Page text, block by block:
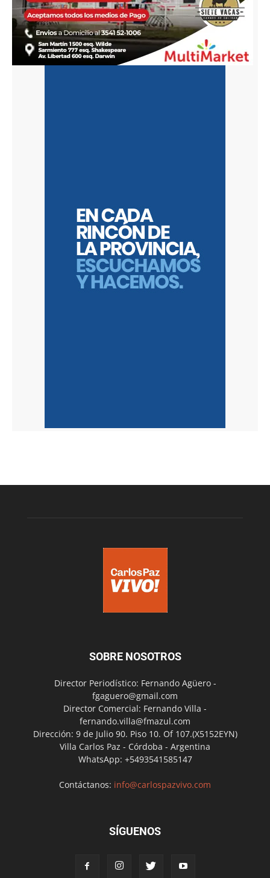
SOBRE NOSOTROS
Director Periodístico: Fernando Agüero -
fgaguero@gmail.com
Director Comercial: Fernando Villa -
fernando.villa@fmazul.com
Dirección: 9 de Julio 90. Piso 10. Of 107.(X5152EYN)
Villa Carlos Paz - Córdoba - Argentina
WhatsApp: +5493541585147
Contáctanos: info@carlospazvivo.com
SÍGUENOS